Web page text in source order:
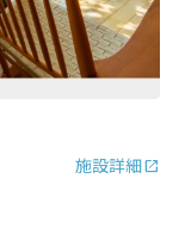
施設詳細